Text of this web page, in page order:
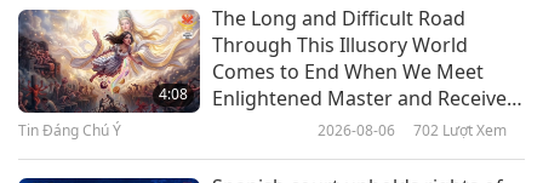
Truyện Cổ Phật Giáo: Vua Ba Tư
Nặc Của Vương Quốc Kiều Tát La,
1 tháng 10, 2015
4:08
The Long and Difficult Road
Through This Illusory World
Comes to End When We Meet
Enlightened Master and Receive
Tin Đáng Chú Ý 2026-08-06 702 Lượt Xem